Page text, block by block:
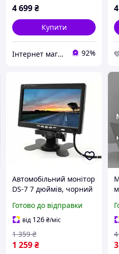
4 699₴
Купити
Інтернет магазин livelyshop 92%
Автомобільний монітор
DS-7 7 дюймів, чорний
камери заднього виду
/Svart/ -stunning-
Готово до відправки
від 126₴/міс
1 259₴
1 359 ₴